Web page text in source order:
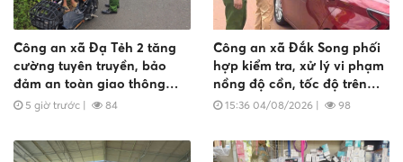
Công an xã Đạ Tẻh 2 tăng
cường tuyên truyền, bảo
đảm an toàn giao thông
cho học sinh
5 giờ trước | 84
Công an xã Đắk Song phối
hợp kiểm tra, xử lý vi phạm
nồng độ cồn, tốc độ trên
Tỉnh lộ 682
15:36 04/08/2026| 98